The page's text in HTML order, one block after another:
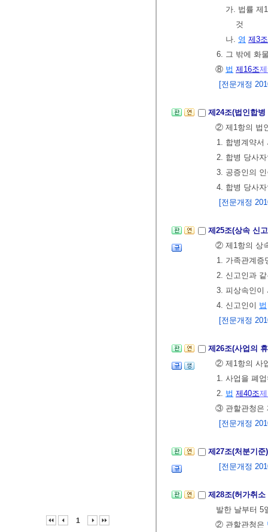
1
가. 법률 제
것
나. 영 제3조
6. 그 밖에 화
⑧ 법 제16조
[전문개정
제24조(법인합
② 제1항의 법
1. 합병계약서
2. 합병 당사
3. 공증인의
4. 합병 당사
[전문개정
제25조(상속 신
② 제1항의 상
1. 가족관계증
2. 신고인과
3. 피상속인이
4. 신고인이 법
[전문개정
제26조(사업의
② 제1항의 사
1. 사업을 폐
2. 법 제40조
③ 관할관청은
[전문개정
제27조(처분기
[전문개정
제28조(허가취
발한 날부터 5
② 관할관청은